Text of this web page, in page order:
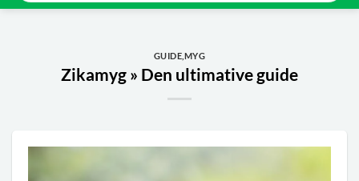
GUIDE MYG
Zikamyg » Den ultimative guide